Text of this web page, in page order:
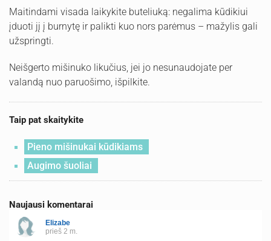
Maitindami visada laikykite buteliuką: negalima kūdikiui
įduoti jį į burnytę ir palikti kuo nors parėmus – mažylis gali
užspringti.
Neišgerto mišinuko likučius, jei jo nesunaudojate per
valandą nuo paruošimo, išpilkite.
Taip pat skaitykite
Pieno mišinukai kūdikiams
Augimo šuoliai
Naujausi komentarai
Elizabe
prieš 2 m.